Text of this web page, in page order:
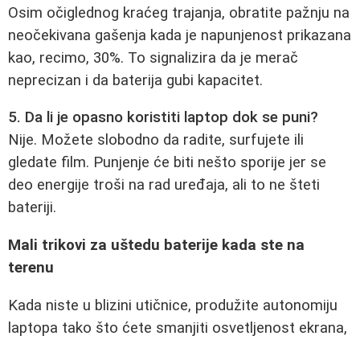
Osim očiglednog kraćeg trajanja, obratite pažnju na
neočekivana gašenja kada je napunjenost prikazana
kao, recimo, 30%. To signalizira da je merač
neprecizan i da baterija gubi kapacitet.
5. Da li je opasno koristiti laptop dok se puni?
Nije. Možete slobodno da radite, surfujete ili
gledate film. Punjenje će biti nešto sporije jer se
deo energije troši na rad uređaja, ali to ne šteti
bateriji.
Mali trikovi za uštedu baterije kada ste na
terenu
Kada niste u blizini utičnice, produžite autonomiju
laptopa tako što ćete smanjiti osvetljenost ekrana,